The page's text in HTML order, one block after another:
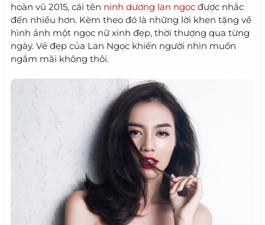
hoàn vũ 2015, cái tên ninh dương lan ngọc được nhắc
đến nhiều hơn. Kèm theo đó là những lời khen tặng về
hình ảnh một ngọc nữ xinh đẹp, thời thượng qua từng
ngày. Vẻ đẹp của Lan Ngọc khiến người nhìn muốn
ngắm mãi không thôi.